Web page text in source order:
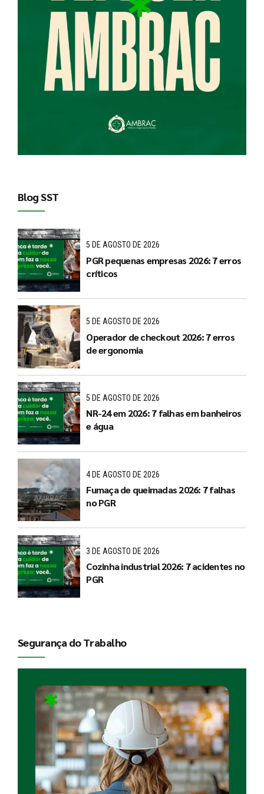
Blog SST
5 DE AGOSTO DE 2026
PGR pequenas empresas 2026: 7 erros
críticos
5 DE AGOSTO DE 2026
Operador de checkout 2026: 7 erros
de ergonomia
5 DE AGOSTO DE 2026
NR-24 em 2026: 7 falhas em banheiros
e água
4 DE AGOSTO DE 2026
Fumaça de queimadas 2026: 7 falhas
no PGR
3 DE AGOSTO DE 2026
Cozinha industrial 2026: 7 acidentes no
PGR
Segurança do Trabalho